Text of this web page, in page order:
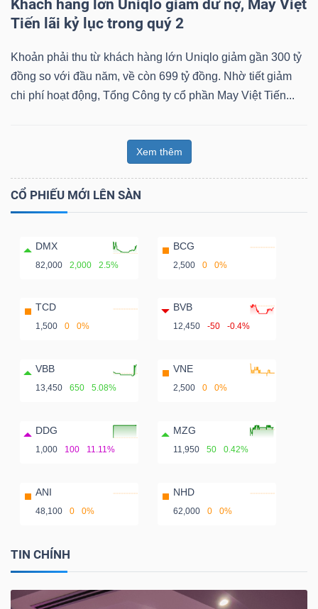
Khách hàng lớn Uniqlo giảm dư nợ, May Việt
Tiến lãi kỷ lục trong quý 2
Khoản phải thu từ khách hàng lớn Uniqlo giảm gần 300 tỷ
đồng so với đầu năm, về còn 699 tỷ đồng. Nhờ tiết giảm
chi phí hoạt động, Tổng Công ty cổ phần May Việt Tiến...
Xem thêm
CỔ PHIẾU MỚI LÊN SÀN
DMX
82,000 2,000 2.5%
BCG
2,500 0 0%
TCD
1,500 0 0%
BVB
12,450 -50 -0.4%
VBB
13,450 650 5.08%
VNE
2,500 0 0%
DDG
1,000 100 11.11%
MZG
11,950 50 0.42%
ANI
48,100 0 0%
NHD
62,000 0 0%
TIN CHÍNH